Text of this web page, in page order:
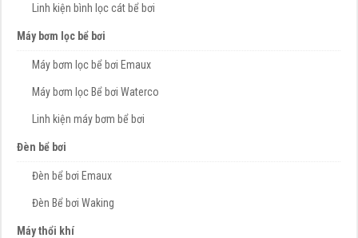
Linh kiện bình lọc cát bể bơi
Máy bơm lọc bể bơi
Máy bơm lọc bể bơi Emaux
Máy bơm lọc Bể bơi Waterco
Linh kiện máy bơm bể bơi
Đèn bể bơi
Đèn bể bơi Emaux
Đèn Bể bơi Waking
Máy thổi khí